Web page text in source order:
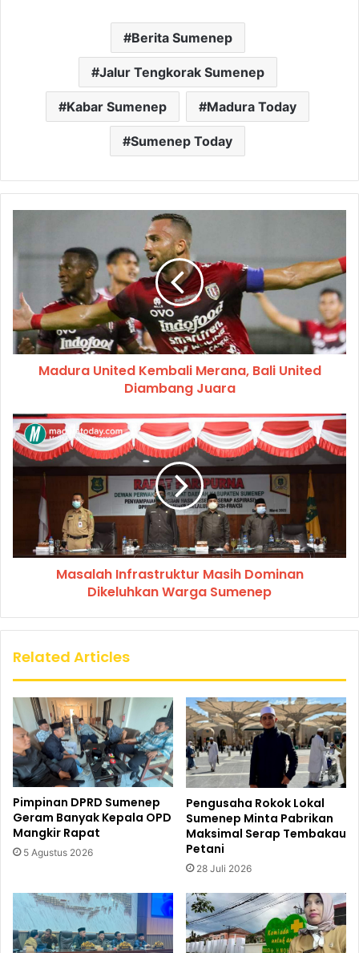
Berita Sumenep
Jalur Tengkorak Sumenep
Kabar Sumenep Madura Today
Sumenep Today
Madura United Kembali Merana, Bali United
Diambang Juara
Masalah Infrastruktur Masih Dominan
Dikeluhkan Warga Sumenep
Related Articles
Pimpinan DPRD Sumenep
Geram Banyak Kepala OPD
Mangkir Rapat
5 Agustus 2026
Pengusaha Rokok Lokal
Sumenep Minta Pabrikan
Maksimal Serap Tembakau
Petani
28 Juli 2026